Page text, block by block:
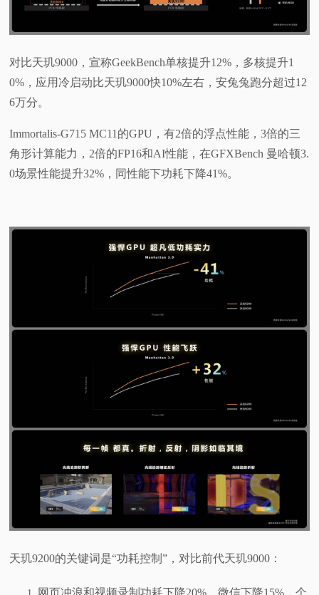
对比天玑9000，宣称GeekBench单核提升12%，多核提升1
0%，应用冷启动比天玑9000快10%左右，安兔兔跑分超过12
6万分。
Immortalis-G715 MC11的GPU，有2倍的浮点性能，3倍的三
角形计算能力，2倍的FP16和AI性能，在GFXBench 曼哈顿3.
0场景性能提升32%，同性能下功耗下降41%。
天玑9200的关键词是“功耗控制”，对比前代天玑9000：
网页冲浪和视频录制功耗下降20%，微信下降15%，个